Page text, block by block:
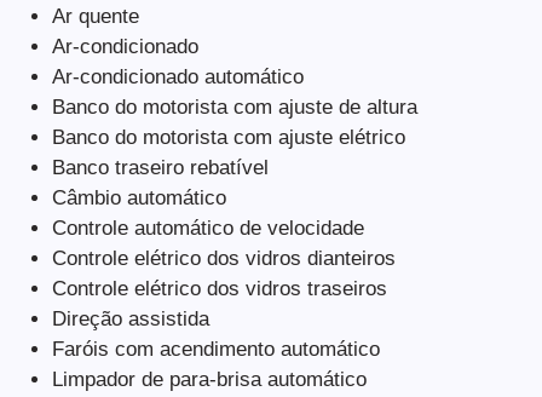
Ar quente
Ar-condicionado
Ar-condicionado automático
Banco do motorista com ajuste de altura
Banco do motorista com ajuste elétrico
Banco traseiro rebatível
Câmbio automático
Controle automático de velocidade
Controle elétrico dos vidros dianteiros
Controle elétrico dos vidros traseiros
Direção assistida
Faróis com acendimento automático
Limpador de para-brisa automático